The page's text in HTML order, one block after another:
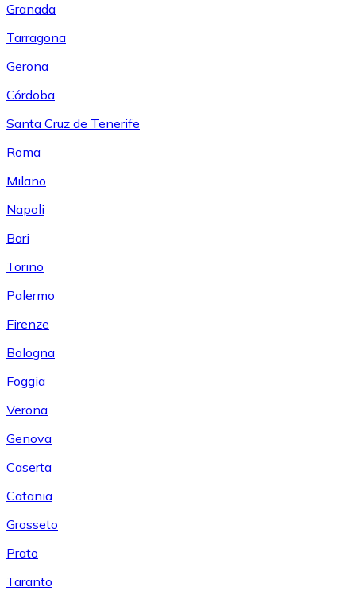
Granada
Tarragona
Gerona
Córdoba
Santa Cruz de Tenerife
Roma
Milano
Napoli
Bari
Torino
Palermo
Firenze
Bologna
Foggia
Verona
Genova
Caserta
Catania
Grosseto
Prato
Taranto